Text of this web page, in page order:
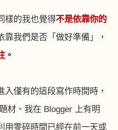
樣的我也覺得不是依靠你的
靠我們是否「做好準備」，
。
入僅有的這段寫作時間時，
材、我在 Blogger 上有明
用零碎時間已經在前一天或